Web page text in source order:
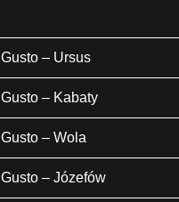
– Ursus
7
899
– Kabaty
Szajnowicza 7/U1
636
– Wola
23/U5
– Józefów